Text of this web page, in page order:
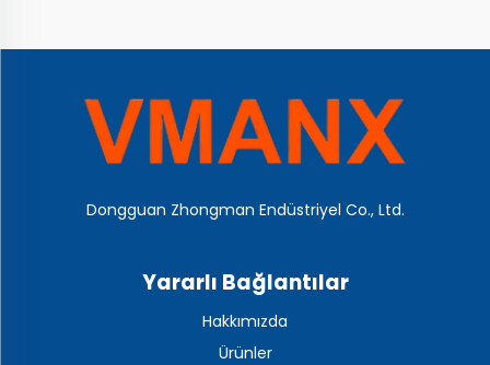
Dongguan Zhongman Endüstriyel Co., Ltd.
Yararlı Bağlantılar
Hakkımızda
Ürünler